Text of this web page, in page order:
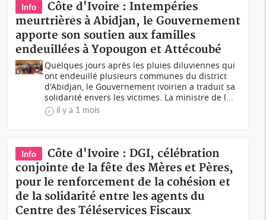
Info
Côte d'Ivoire : Intempéries
meurtrières à Abidjan, le Gouvernement
apporte son soutien aux familles
endeuillées à Yopougon et Attécoubé
Quelques jours après les pluies diluviennes qui
ont endeuillé plusieurs communes du district
d'Abidjan, le Gouvernement ivoirien a traduit sa
solidarité envers les victimes. La ministre de l...
il y a 1 mois
Info
Côte d'Ivoire : DGI, célébration
conjointe de la fête des Mères et Pères,
pour le renforcement de la cohésion et
de la solidarité entre les agents du
Centre des Téléservices Fiscaux